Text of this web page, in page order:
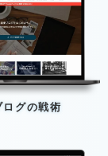
ログの戦術